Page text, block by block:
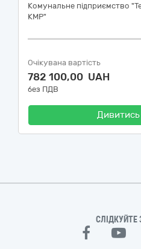
Комунальне підприємство
КМР"
Очікувана вартість
782 100,00 UAH
без ПДВ
Дивитись
СЛІДКУЙТЕ